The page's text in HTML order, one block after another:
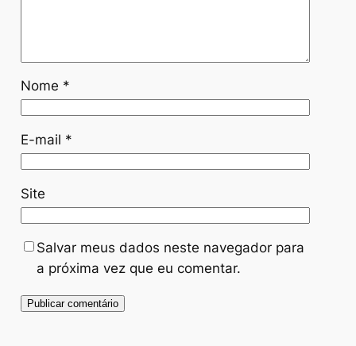
Nome *
E-mail *
Site
Salvar meus dados neste navegador para
a próxima vez que eu comentar.